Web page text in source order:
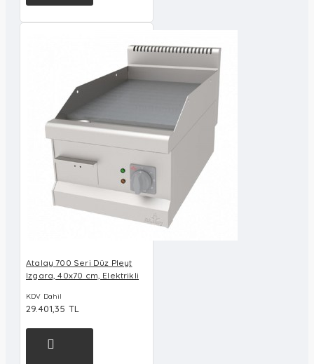
Atalay 700 Seri Düz Pleyt
Izgara, 40x70 cm, Elektrikli
KDV Dahil
29.401,35 TL